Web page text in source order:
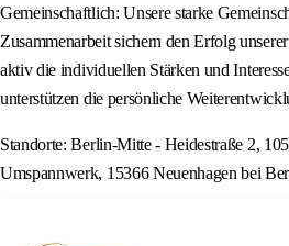
Gemeinschaftlich: Unsere starke
Zusammenarbeit sichern den Erfolg
aktiv die individuellen Stärken und
unterstützen die persönliche
Standorte: Berlin-Mitte - Heidestraße 2,
Umspannwerk, 15366 Neuenhagen bei